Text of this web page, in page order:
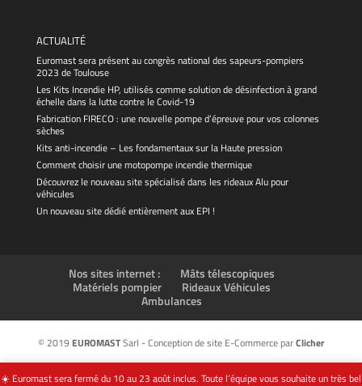
ACTUALITÉ
Euromast sera présent au congrès national des sapeurs-pompiers
2023 de Toulouse
Les Kits Incendie HP, utilisés comme solution de désinfection à grand
échelle dans la lutte contre le Covid-19
Fabrication FIRECO : une nouvelle pompe d’épreuve pour vos colonnes
sèches
Kits anti-incendie – Les fondamentaux sur la Haute pression
Comment choisir une motopompe incendie thermique
Découvrez le nouveau site spécialisé dans les rideaux Alu pour
véhicules
Un nouveau site dédié entièrement aux EPI !
Nos sites internet :
Mâts télescopiques
Matériels pompier
Rideaux Véhicules
Ambulances
© 2019 EUROMASTSarl - Conception de site E-Commerce parClicher
☀️ Euromast sera fermé du 10 au 23 août inclus. Toute l’équipe vous souhaite un très bel